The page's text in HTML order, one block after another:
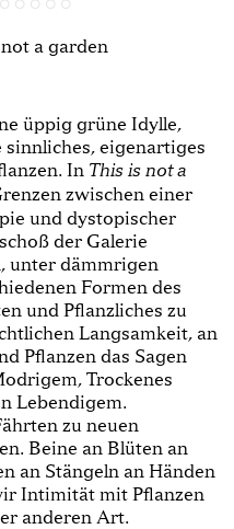
a garden
üppig grüne Idylle,
eigenartiges
In This is not a
zwischen einer
und dystopischer
der Galerie
unter dämmrigen
Formen des
und Pflanzliches zu
Langsamkeit, an
Pflanzen das Sagen
Trockenes
Lebendigem.
zu neuen
Beine an Blüten an
an Stängeln an Händen
Intimität mit Pflanzen
anderen Art.